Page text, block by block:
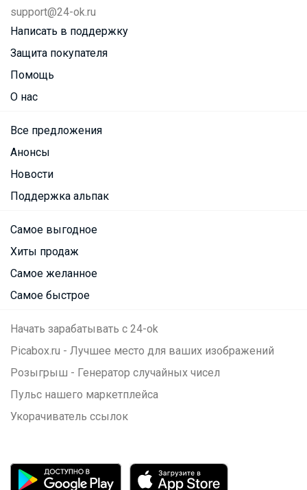
support@24-ok.ru
Написать в поддержку
Защита покупателя
Помощь
О нас
Все предложения
Анонсы
Новости
Поддержка альпак
Самое выгодное
Хиты продаж
Самое желанное
Самое быстрое
Начать зарабатывать с 24-ok
Picabox.ru - Лучшее место для ваших изображений
Розыгрыш - Генератор случайных чисел
Пульс нашего маркетплейса
Укорачиватель ссылок